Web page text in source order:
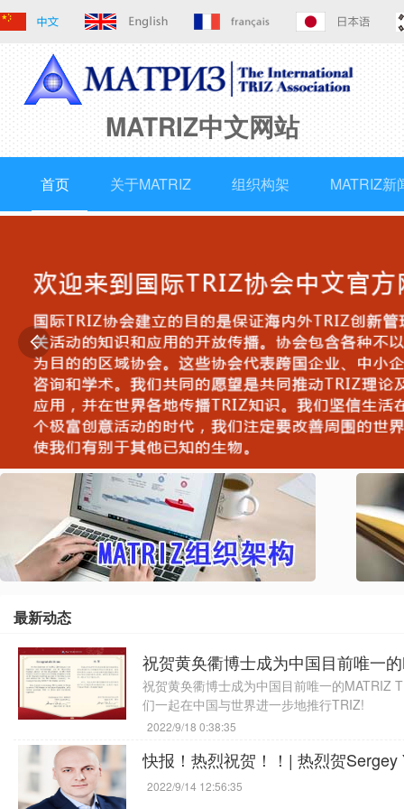
MATRIZ中文网站
首页 关于MATRIZ 组织构架 MATRIZ新

最新动态
祝贺黄奂衢博士成为中国目前唯一的MATRIZ
们一起在中国与世界进一步地推行TRIZ!
2022/9/18 0:38:35
2022/9/14 12:56:35